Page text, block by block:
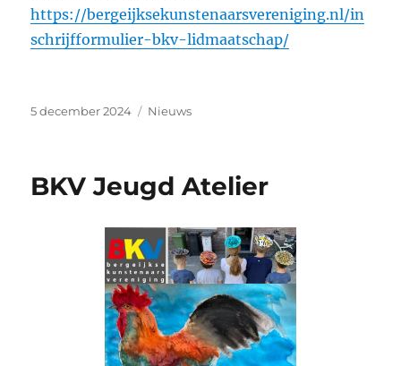
https://bergeijksekunstenaarsvereniging.nl/in
schrijfformulier-bkv-lidmaatschap/
Geplaatst
5 december 2024 Categorieën
Nieuws
BKV Jeugd Atelier